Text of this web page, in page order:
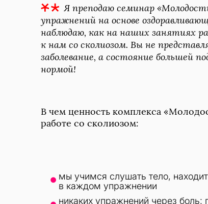
Я преподаю семинар
упражнений на основе
наблюдаю, как на наших занятиях
к нам со сколиозом. Вы не
заболевание, а состояние большей
нормой!
В чем ценность комплекса
работе со сколиозом:
мы учимся слушать тело,
в каждом упражнении
никаких упражнений через боль: